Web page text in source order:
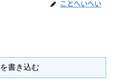
ことへいへい
書き込む